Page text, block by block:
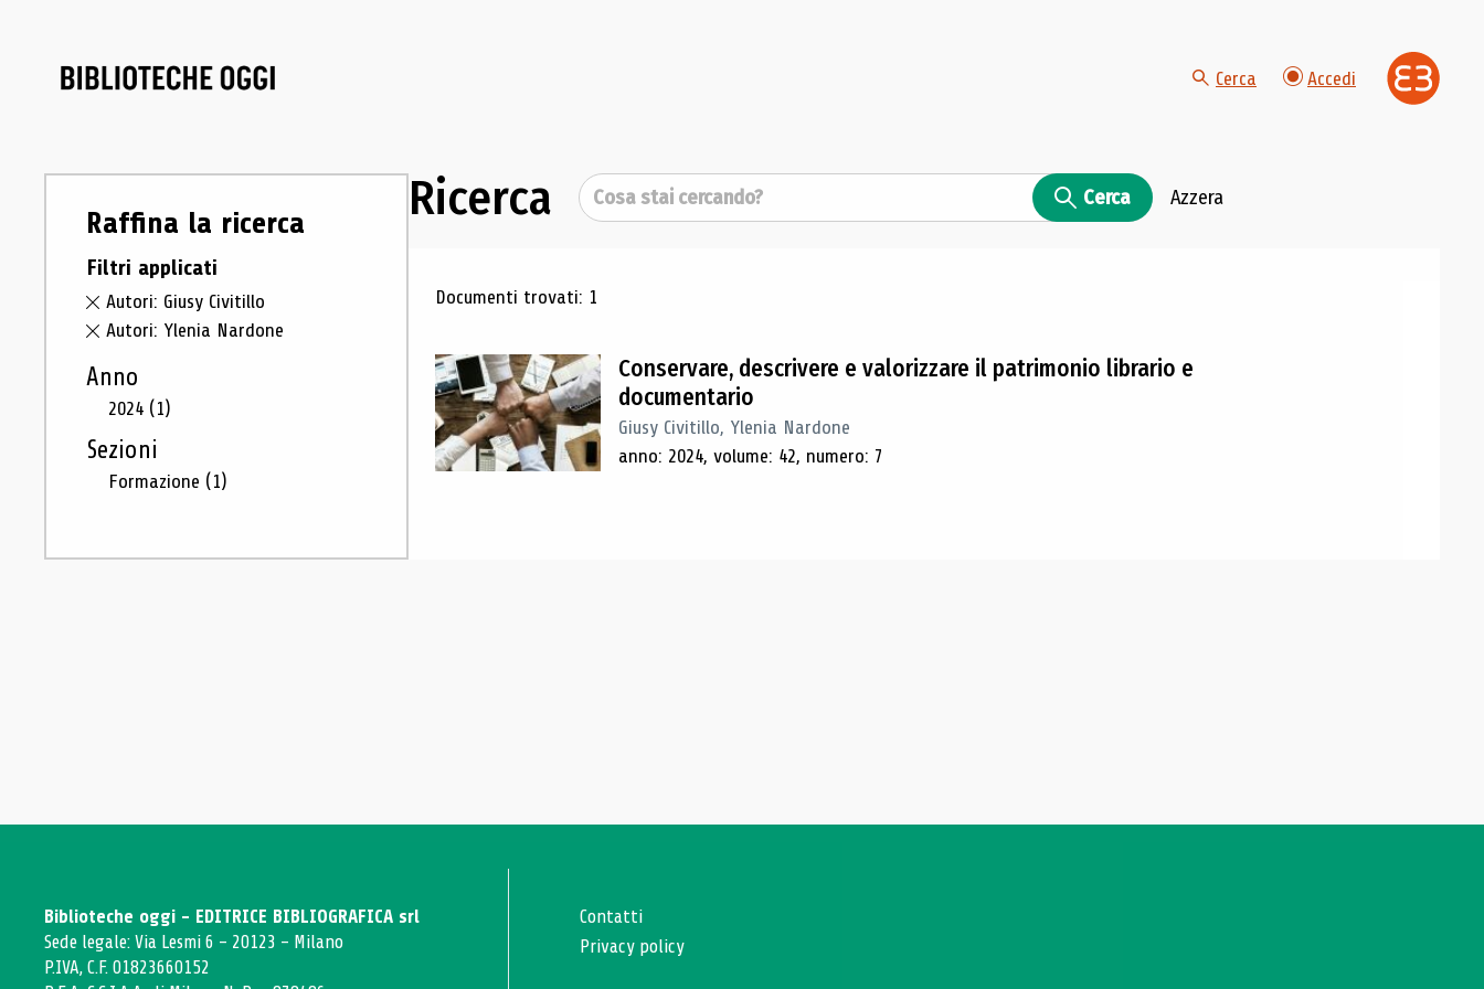
Cerca Accedi
Raffina la ricerca
Filtri applicati
Autori: Giusy Civitillo
Autori: Ylenia Nardone
Anno
2024 (1)
Sezioni
Formazione (1)
Ricerca Cerca Cerca Azzera
Risultati di ricerca
Documenti trovati: 1
Conservare, descrivere e valorizzare il patrimonio librario e
documentario
Giusy Civitillo, Ylenia Nardone
anno: 2024, volume: 42, numero: 7
Biblioteche oggi - EDITRICE BIBLIOGRAFICA srl
Sede legale: Via Lesmi 6 - 20123 - Milano
P.IVA, C.F. 01823660152
Contatti
Privacy policy